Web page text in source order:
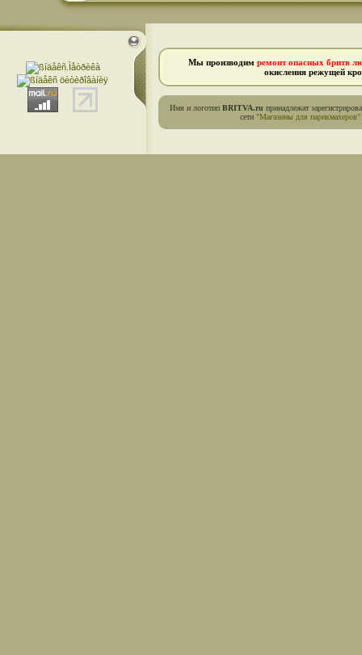
Мы производим ремонт опасных бритв
окисления режущей
Имя и логотип BRITVA.ru принадлежат
сети "Магазины для парикмахеров"